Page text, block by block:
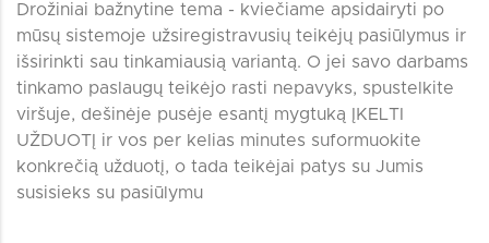
Drožiniai bažnytine tema - kviečiame apsidairyti po
mūsų sistemoje užsiregistravusių teikėjų pasiūlymus ir
išsirinkti sau tinkamiausią variantą. O jei savo darbams
tinkamo paslaugų teikėjo rasti nepavyks, spustelkite
viršuje, dešinėje pusėje esantį mygtuką ĮKELTI
UŽDUOTĮ ir vos per kelias minutes suformuokite
konkrečią užduotį, o tada teikėjai patys su Jumis
susisieks su pasiūlymu